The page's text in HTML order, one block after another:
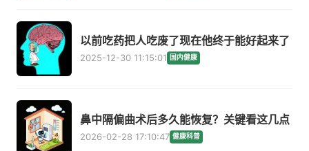
以前吃药把人吃废了现在他终于能好起来了
2025-12-30 11:15:01 国内健康
鼻中隔偏曲术后多久能恢复？关键看这几点
2026-02-28 17:10:47 健康科普